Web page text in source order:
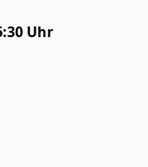
Uhr